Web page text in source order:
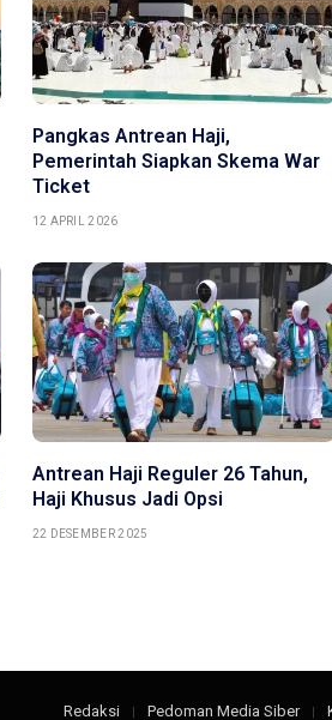
Pangkas Antrean Haji,
Pemerintah Siapkan Skema War
Ticket
12 APRIL 2026
Antrean Haji Reguler 26 Tahun,
Haji Khusus Jadi Opsi
22 DESEMBER 2025
Redaksi Pedoman Media Siber